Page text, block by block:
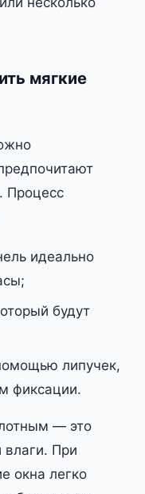
мягкие
Процесс
идеально
будут
липучек,
фиксации.
— это
влаги. При
окна легко